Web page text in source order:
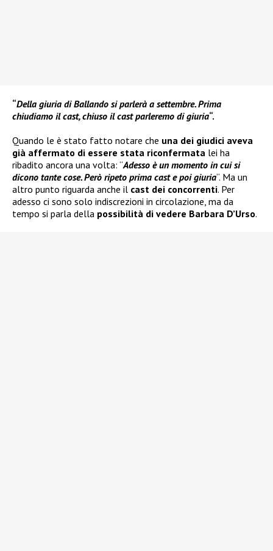
“Della giuria di Ballando si parlerà a settembre. Prima
chiudiamo il cast, chiuso il cast parleremo di giuria“.
Quando le è stato fatto notare che una dei giudici aveva
già affermato di essere stata riconfermata lei ha
ribadito ancora una volta: “Adesso è un momento in cui si
dicono tante cose. Però ripeto prima cast e poi giuria“. Ma un
altro punto riguarda anche il cast dei concorrenti. Per
adesso ci sono solo indiscrezioni in circolazione, ma da
tempo si parla della possibilità di vedere Barbara D’Urso.